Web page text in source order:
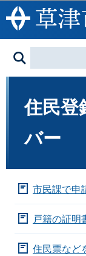
住民登
バー
市民課で申
戸籍の証明
住民票など